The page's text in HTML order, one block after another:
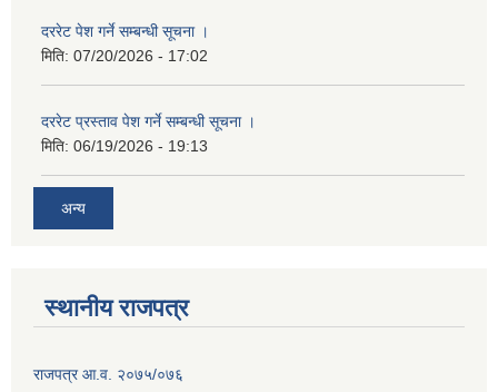
दररेट पेश गर्ने सम्बन्धी सूचना ।
मिति: 07/20/2026 - 17:02
दररेट प्रस्ताव पेश गर्ने सम्बन्धी सूचना ।
मिति: 06/19/2026 - 19:13
अन्य
स्थानीय राजपत्र
राजपत्र आ.व. २०७५/०७६